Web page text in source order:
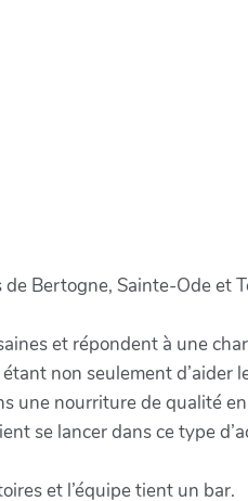
Bertogne, Sainte-Ode et
et répondent à une
non seulement d’aider
une nourriture de qualité
se lancer dans ce type
et l’équipe tient un bar.